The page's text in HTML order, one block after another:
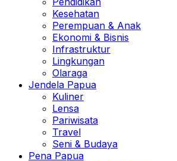
Kesehatan
Perempuan & Anak
Ekonomi & Bisnis
Infrastruktur
Lingkungan
Olaraga
Jendela Papua
Kuliner
Lensa
Pariwisata
Travel
Seni & Budaya
Pena Papua